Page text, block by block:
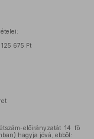
675 Ft
előirányzatát 14 fő
hagyja jóvá, ebből: